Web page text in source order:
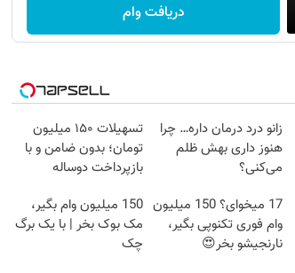
دریافت وام
زانو درد درمان داره… چرا
هنوز داری بهش ظلم
می‌کنی؟
تسهیلات ۱۵۰ میلیون
تومان؛ بدون ضامن و با
بازپرداخت دوساله
17 میخوای؟ 150 میلیون
وام فوری تکنوپی بگیر،
نارنجیشو بخر😍
150 میلیون وام بگیر،
مک بوک بخر | با یک برگ
چک